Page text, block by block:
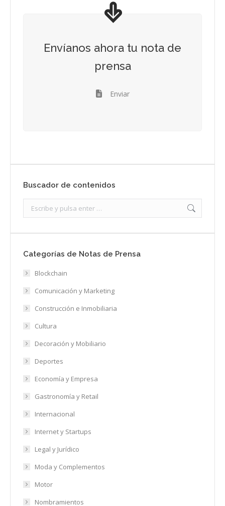
Envíanos ahora tu nota de
prensa
Enviar
Buscador de contenidos
Categorías de Notas de Prensa
Blockchain
Comunicación y Marketing
Construcción e Inmobiliaria
Cultura
Decoración y Mobiliario
Deportes
Economía y Empresa
Gastronomía y Retail
Internacional
Internet y Startups
Legal y Jurídico
Moda y Complementos
Motor
Nombramientos